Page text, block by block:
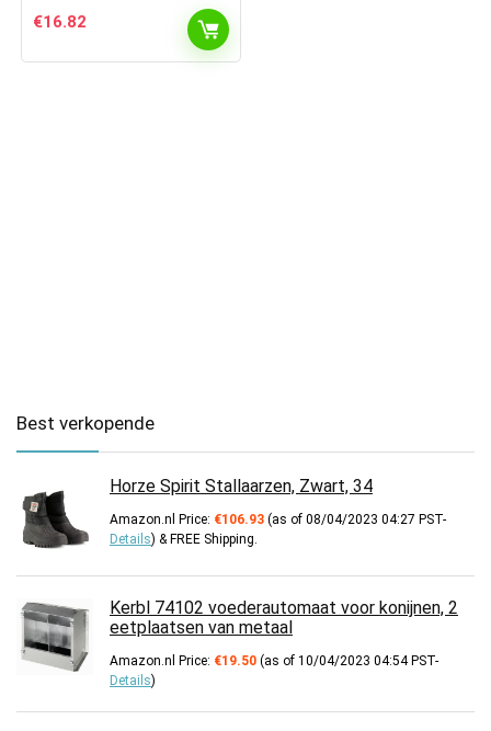
€16.82
Best verkopende
Horze Spirit Stallaarzen, Zwart, 34
Amazon.nl Price: €106.93 (as of 08/04/2023 04:27 PST-
Details) & FREE Shipping
Kerbl 74102 voederautomaat voor konijnen, 2
eetplaatsen van metaal
Amazon.nl Price: €19.50 (as of 10/04/2023 04:54 PST-
Details)